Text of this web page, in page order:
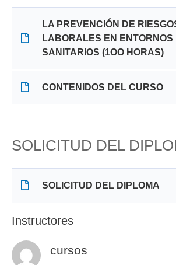
LA PREVENCIÓN DE
LABORALES EN ENTORNOS
SANITARIOS (1OO HORAS)
CONTENIDOS DEL CURSO
SOLICITUD DEL
SOLICITUD DEL DIPLOMA
Instructores
cursos